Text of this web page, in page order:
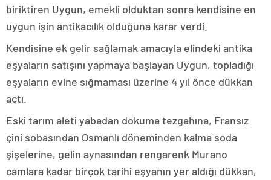
biriktiren Uygun, emekli olduktan sonra kendisine en
uygun işin antikacılık olduğuna karar verdi.
Kendisine ek gelir sağlamak amacıyla elindeki antika
eşyaların satışını yapmaya başlayan Uygun, topladığı
eşyaların evine sığmaması üzerine 4 yıl önce dükkan
açtı.
Eski tarım aleti yabadan dokuma tezgahına, Fransız
çini sobasından Osmanlı döneminden kalma soda
şişelerine, gelin aynasından rengarenk Murano
camlara kadar birçok tarihi eşyanın yer aldığı dükkan,